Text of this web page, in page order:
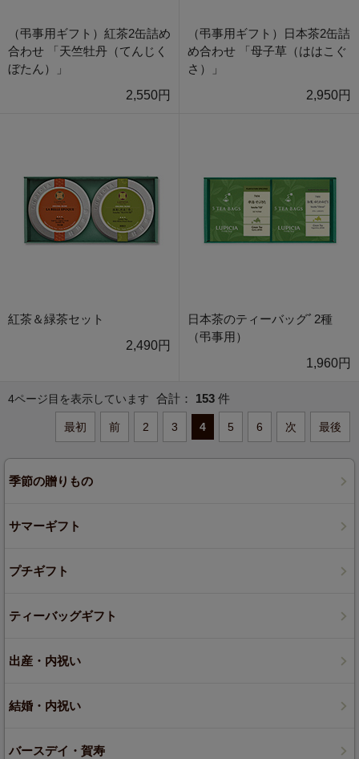
（弔事用ギフト）紅茶2缶詰め
合わせ 「天竺牡丹（てんじく
ぼたん）」
2,550円
（弔事用ギフト）日本茶2缶詰
め合わせ 「母子草（ははこぐ
さ）」
2,950円
紅茶＆緑茶セット
2,490円
日本茶のティーバッグﾞ2種
（弔事用）
1,960円
4ページ目を表示しています 合計： 153 件
最初 前 2 3 4 5 6 次 最後
季節の贈りもの
サマーギフト
プチギフト
ティーバッグギフト
出産・内祝い
結婚・内祝い
バースデイ・賀寿